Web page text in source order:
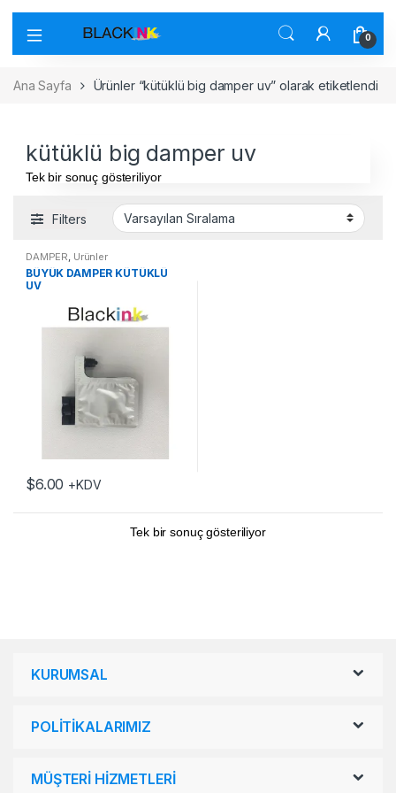
0
Ana Sayfa Ürünler “kütüklü big damper uv” olarak etiketlendi
kütüklü big damper uv
Tek bir sonuç gösteriliyor
Filters
DAMPER, Ürünler
BÜYÜK DAMPER KÜTÜKLÜ
UV
$6.00 +KDV
Tek bir sonuç gösteriliyor
KURUMSAL
POLİTİKALARIMIZ
MÜŞTERİ HİZMETLERİ